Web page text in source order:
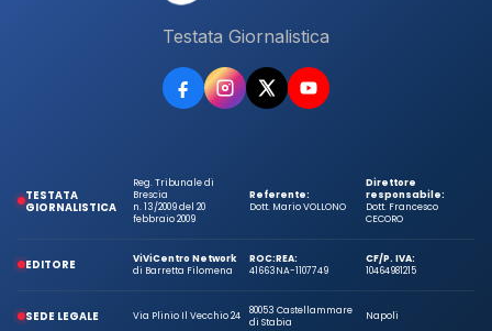
Testata Giornalistica
TESTATA
GIORNALISTICA
Reg. Tribunale di
Brescia
n. 13/2009 del 20
febbraio 2009
Referente:
Dott. Mario VOLLONO
Direttore
responsabile:
Dott. Francesco
CECORO
EDITORE
ViViCentro Network
di Barretta Filomena
ROC:
41663
REA:
NA-1107749
CF/P. IVA:
10464981215
SEDE LEGALE Via Plinio Il Vecchio 24
80053 Castellammare
di Stabia
Napoli